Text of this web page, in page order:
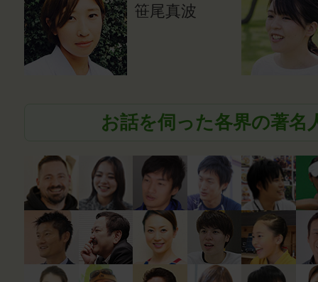
笹尾真波
お話を伺った各界の著名